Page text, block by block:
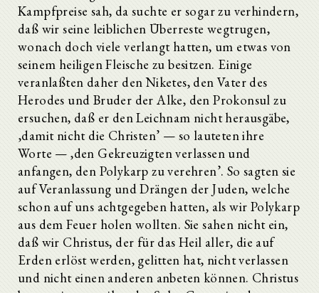
Kampfpreise sah, da suchte er sogar zu verhindern,
daß wir seine leiblichen Überreste wegtrugen,
wonach doch viele verlangt hatten, um etwas von
seinem heiligen Fleische zu besitzen. Einige
veranlaßten daher den Niketes, den Vater des
Herodes und Bruder der Alke, den Prokonsul zu
ersuchen, daß er den Leichnam nicht herausgäbe,
‚damit nicht die Christen’ — so lauteten ihre
Worte — ,den Gekreuzigten verlassen und
anfangen, den Polykarp zu verehren’. So sagten sie
auf Veranlassung und Drängen der Juden, welche
schon auf uns achtgegeben hatten, als wir Polykarp
aus dem Feuer holen wollten. Sie sahen nicht ein,
daß wir Christus, der für das Heil aller, die auf
Erden erlöst werden, gelitten hat, nicht verlassen
und nicht einen anderen anbeten können. Christus